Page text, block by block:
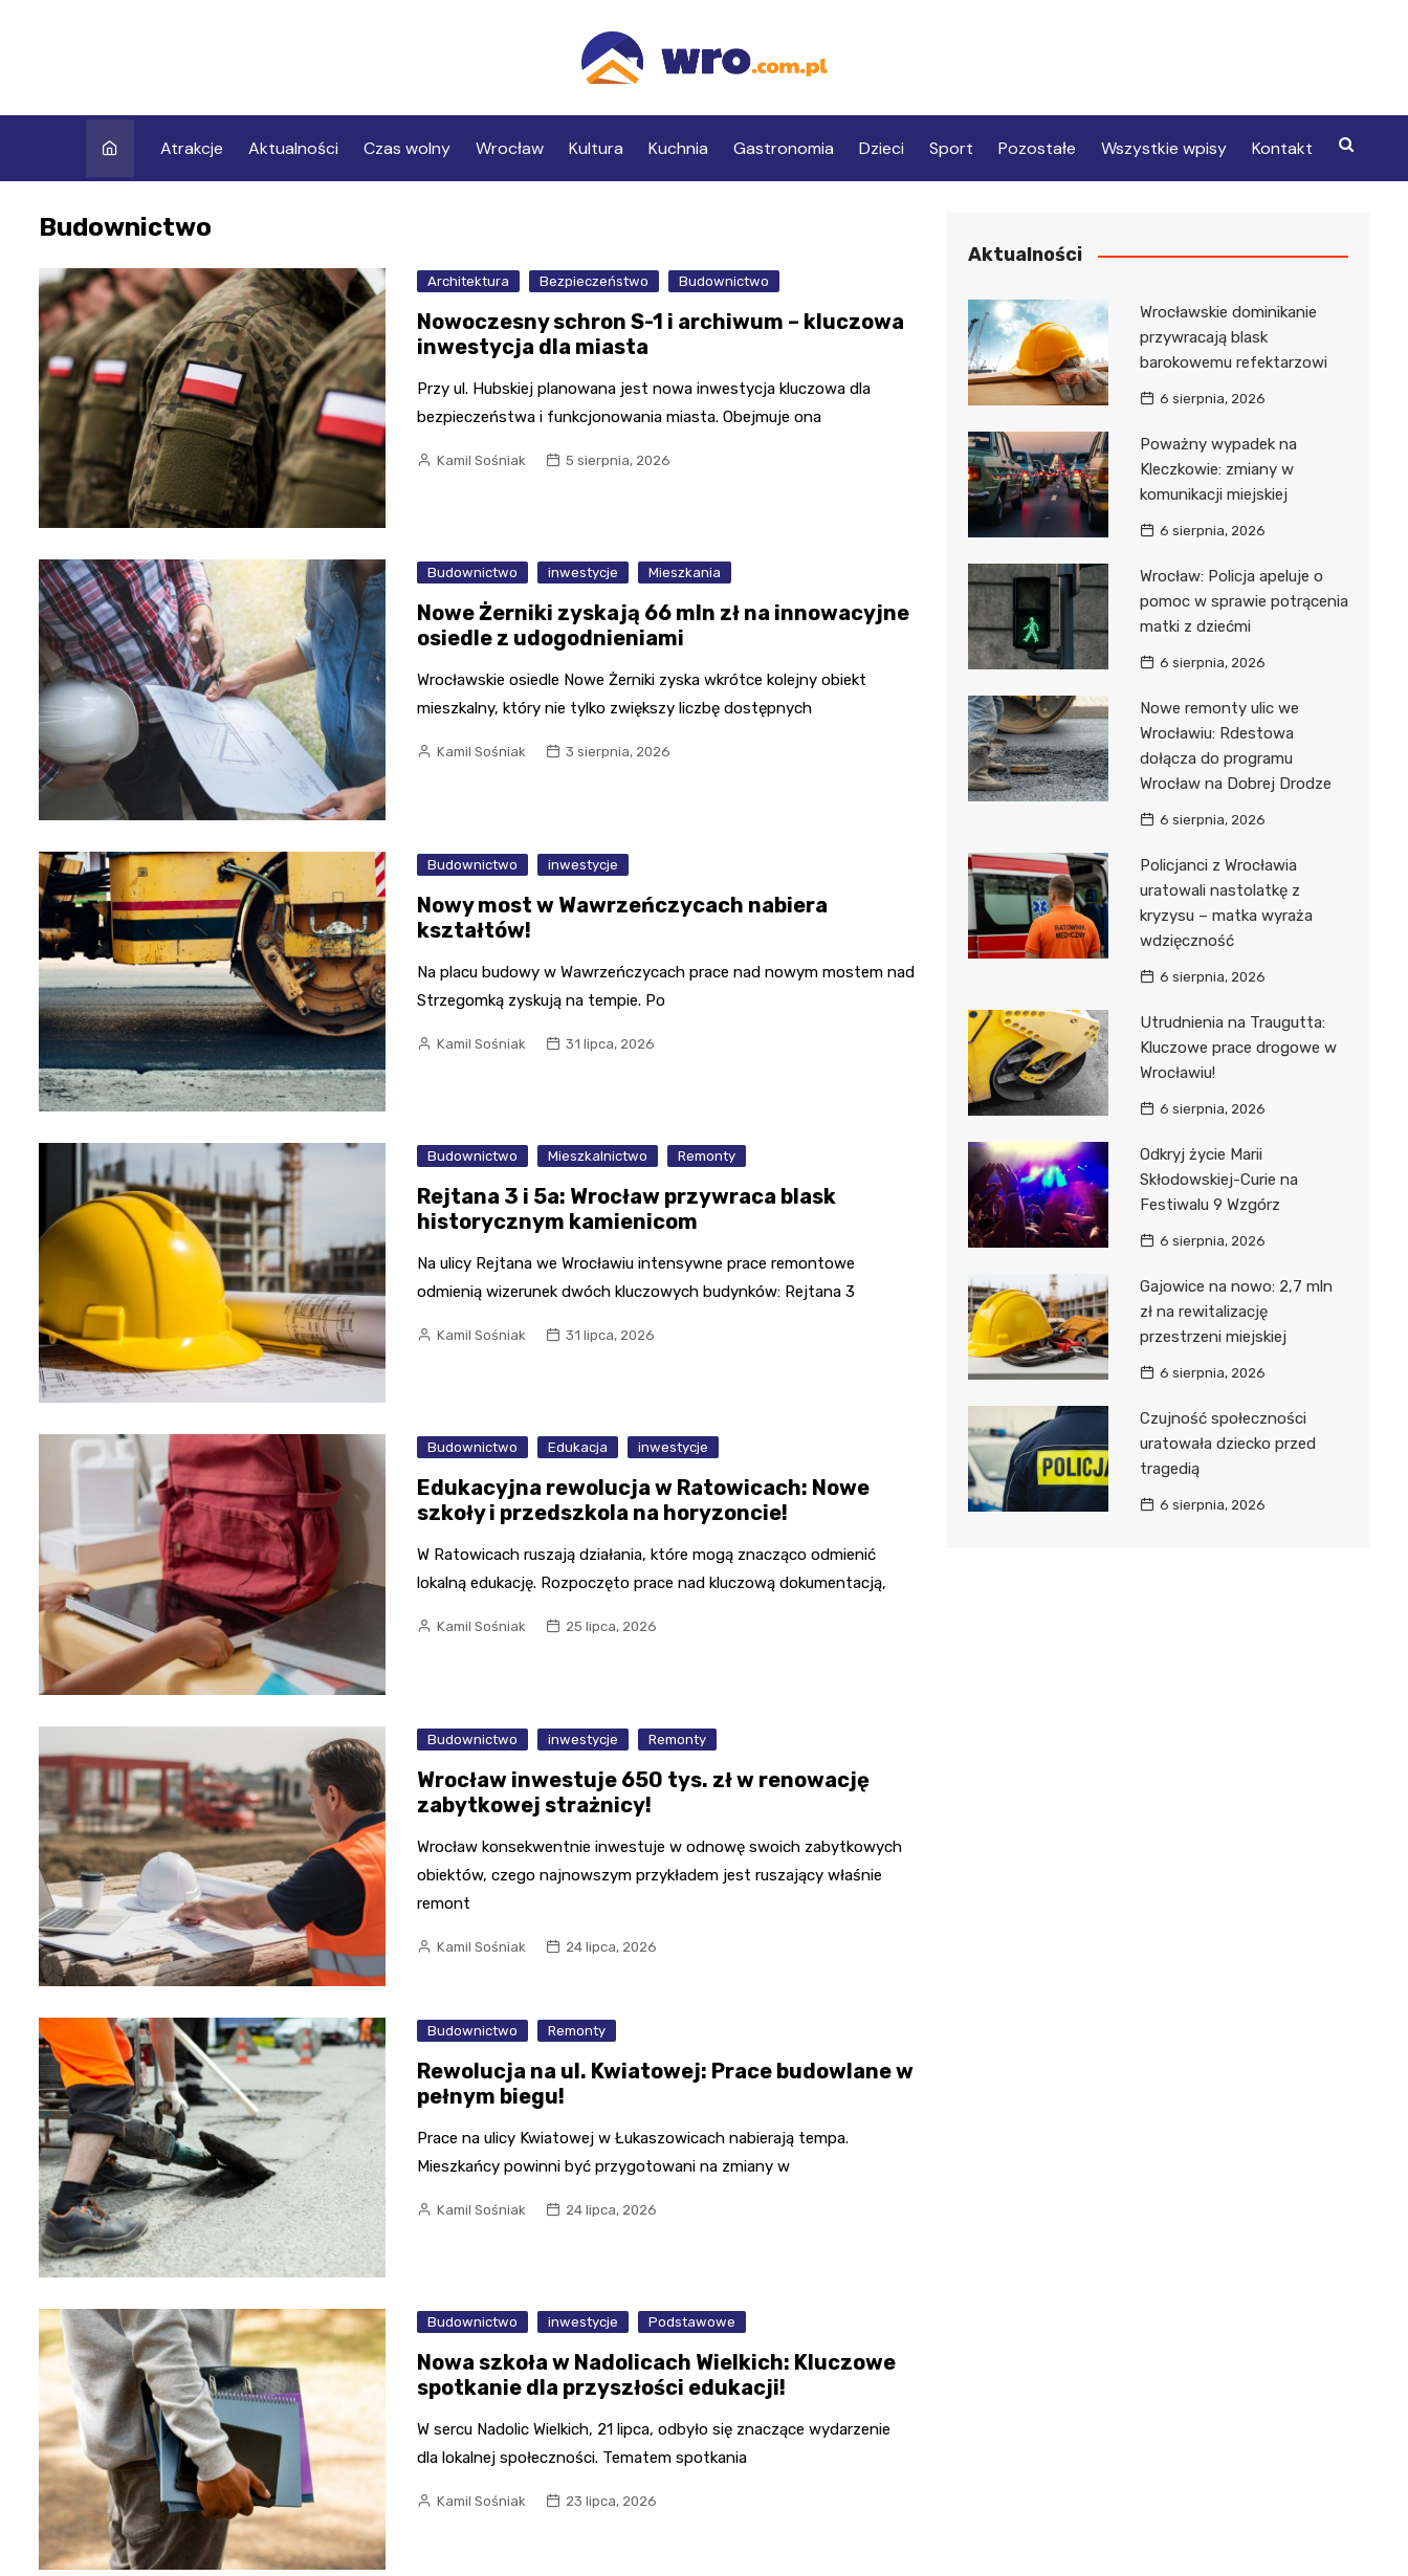
Atrakcje Aktualności Czas wolny Wrocław Kultura Kuchnia Gastronomia Dzieci Sport Pozostałe Wszystkie wpisy Kontakt
Budownictwo
Architektura Bezpieczeństwo Budownictwo
Nowoczesny schron S-1 i archiwum – kluczowa
inwestycja dla miasta
Przy ul. Hubskiej planowana jest nowa inwestycja kluczowa dla
bezpieczeństwa i funkcjonowania miasta. Obejmuje ona
Kamil Sośniak 5 sierpnia, 2026
Budownictwo inwestycje Mieszkania
Nowe Żerniki zyskają 66 mln zł na innowacyjne
osiedle z udogodnieniami
Wrocławskie osiedle Nowe Żerniki zyska wkrótce kolejny obiekt
mieszkalny, który nie tylko zwiększy liczbę dostępnych
Kamil Sośniak 3 sierpnia, 2026
Budownictwo inwestycje
Nowy most w Wawrzeńczycach nabiera
kształtów!
Na placu budowy w Wawrzeńczycach prace nad nowym mostem nad
Strzegomką zyskują na tempie. Po
Kamil Sośniak 31 lipca, 2026
Budownictwo Mieszkalnictwo Remonty
Rejtana 3 i 5a: Wrocław przywraca blask
historycznym kamienicom
Na ulicy Rejtana we Wrocławiu intensywne prace remontowe
odmienią wizerunek dwóch kluczowych budynków: Rejtana 3
Kamil Sośniak 31 lipca, 2026
Budownictwo Edukacja inwestycje
Edukacyjna rewolucja w Ratowicach: Nowe
szkoły i przedszkola na horyzoncie!
W Ratowicach ruszają działania, które mogą znacząco odmienić
lokalną edukację. Rozpoczęto prace nad kluczową dokumentacją,
Kamil Sośniak 25 lipca, 2026
Budownictwo inwestycje Remonty
Wrocław inwestuje 650 tys. zł w renowację
zabytkowej strażnicy!
Wrocław konsekwentnie inwestuje w odnowę swoich zabytkowych
obiektów, czego najnowszym przykładem jest ruszający właśnie
remont
Kamil Sośniak 24 lipca, 2026
Budownictwo Remonty
Rewolucja na ul. Kwiatowej: Prace budowlane w
pełnym biegu!
Prace na ulicy Kwiatowej w Łukaszowicach nabierają tempa.
Mieszkańcy powinni być przygotowani na zmiany w
Kamil Sośniak 24 lipca, 2026
Budownictwo inwestycje Podstawowe
Nowa szkoła w Nadolicach Wielkich: Kluczowe
spotkanie dla przyszłości edukacji!
W sercu Nadolic Wielkich, 21 lipca, odbyło się znaczące wydarzenie
dla lokalnej społeczności. Tematem spotkania
Kamil Sośniak 23 lipca, 2026
Aktualności
Wrocławskie dominikanie
przywracają blask
barokowemu refektarzowi
6 sierpnia, 2026
Poważny wypadek na
Kleczkowie: zmiany w
komunikacji miejskiej
6 sierpnia, 2026
Wrocław: Policja apeluje o
pomoc w sprawie potrącenia
matki z dziećmi
6 sierpnia, 2026
Nowe remonty ulic we
Wrocławiu: Rdestowa
dołącza do programu
Wrocław na Dobrej Drodze
6 sierpnia, 2026
Policjanci z Wrocławia
uratowali nastolatkę z
kryzysu – matka wyraża
wdzięczność
6 sierpnia, 2026
Utrudnienia na Traugutta:
Kluczowe prace drogowe w
Wrocławiu!
6 sierpnia, 2026
Odkryj życie Marii
Skłodowskiej-Curie na
Festiwalu 9 Wzgórz
6 sierpnia, 2026
Gajowice na nowo: 2,7 mln
zł na rewitalizację
przestrzeni miejskiej
6 sierpnia, 2026
Czujność społeczności
uratowała dziecko przed
tragedią
6 sierpnia, 2026